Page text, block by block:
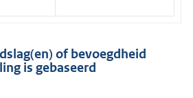
of bevoegdheid
is gebaseerd